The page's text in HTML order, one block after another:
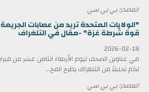
المصدر: بي بي سي
"الولايات المتحدة تريد من عصابات
قوة شرطة غزة" -مقال في التلغراف
2026-02-18
لكم تحليلاً من التلغراف يطرح المخ...
المصدر: بي بي سي